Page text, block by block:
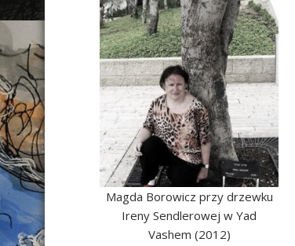
Magda Borowicz przy drzewku
Ireny Sendlerowej w Yad
Vashem (2012)